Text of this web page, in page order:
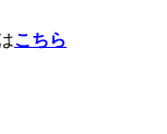
こちら